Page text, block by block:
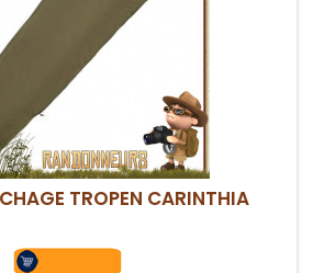
TROPEN CARINTHIA